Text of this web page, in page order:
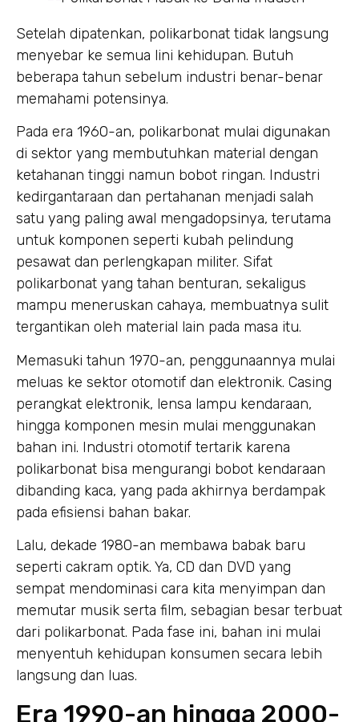
Setelah dipatenkan, polikarbonat tidak langsung
menyebar ke semua lini kehidupan. Butuh
beberapa tahun sebelum industri benar-benar
memahami potensinya.
Pada era 1960-an, polikarbonat mulai digunakan
di sektor yang membutuhkan material dengan
ketahanan tinggi namun bobot ringan. Industri
kedirgantaraan dan pertahanan menjadi salah
satu yang paling awal mengadopsinya, terutama
untuk komponen seperti kubah pelindung
pesawat dan perlengkapan militer. Sifat
polikarbonat yang tahan benturan, sekaligus
mampu meneruskan cahaya, membuatnya sulit
tergantikan oleh material lain pada masa itu.
Memasuki tahun 1970-an, penggunaannya mulai
meluas ke sektor otomotif dan elektronik. Casing
perangkat elektronik, lensa lampu kendaraan,
hingga komponen mesin mulai menggunakan
bahan ini. Industri otomotif tertarik karena
polikarbonat bisa mengurangi bobot kendaraan
dibanding kaca, yang pada akhirnya berdampak
pada efisiensi bahan bakar.
Lalu, dekade 1980-an membawa babak baru
seperti cakram optik. Ya, CD dan DVD yang
sempat mendominasi cara kita menyimpan dan
memutar musik serta film, sebagian besar terbuat
dari polikarbonat. Pada fase ini, bahan ini mulai
menyentuh kehidupan konsumen secara lebih
langsung dan luas.
Era 1990-an hingga 2000-